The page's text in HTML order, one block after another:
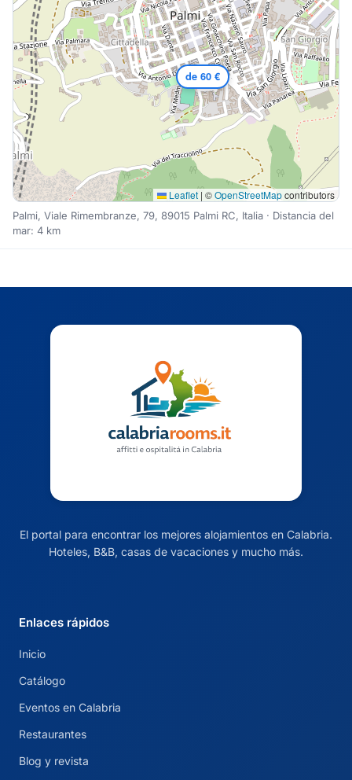
de 60 €
Leaflet | ©OpenStreetMapcontributors
Palmi, Viale Rimembranze, 79, 89015 Palmi RC, Italia · Distancia del
mar: 4 km
El portal para encontrar los mejores alojamientos en Calabria.
Hoteles, B&B, casas de vacaciones y mucho más.
Enlaces rápidos
Inicio
Catálogo
Eventos en Calabria
Restaurantes
Blog y revista